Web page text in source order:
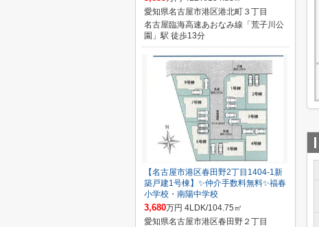
愛知県名古屋市港区港北町３丁目
名古屋臨海高速あおなみ線「荒子川公
園」駅 徒歩13分
【名古屋市港区春田野2丁目1404-1新
築戸建1号棟】✨️仲介手数料無料✨️福春
小学校・南陽中学校
3,680万円 4LDK/104.75㎡
愛知県名古屋市港区春田野２丁目